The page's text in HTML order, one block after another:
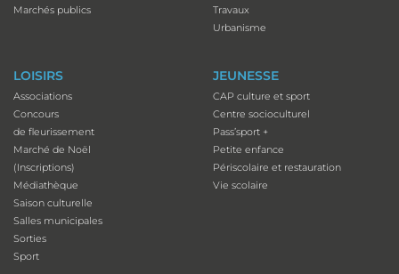
Marchés publics
Travaux
Urbanisme
LOISIRS
Associations
Concours
de fleurissement
Marché de Noël
(Inscriptions)
Médiathèque
Saison culturelle
Salles municipales
Sorties
Sport
JEUNESSE
CAP culture et sport
Centre socioculturel
Pass’sport +
Petite enfance
Périscolaire et restauration
Vie scolaire